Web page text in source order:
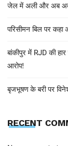
जेल में अली और अब
परिसीमन बिल पर
बांकीपुर में RJD की
आरोप!
बृजभूषण के बरी पर
RECENT